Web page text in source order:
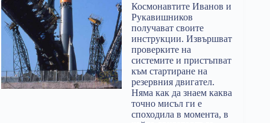
Космонавтите Иванов и
Рукавишников
получават своите
инструкции. Извършват
проверките на
системите и пристъпват
към стартиране на
резервния двигател.
Няма как да знаем каква
точно мисъл ги е
споходила в момента, в